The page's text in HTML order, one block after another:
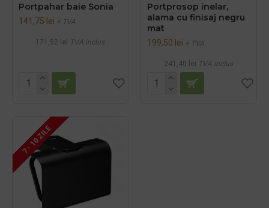
Portpahar baie Sonia
141,75 lei + TVA
171,52 lei TVA inclus
Portprosop inelar,
alama cu finisaj negru
mat
199,50 lei + TVA
241,40 lei TVA inclus
7 - 10 ZILE